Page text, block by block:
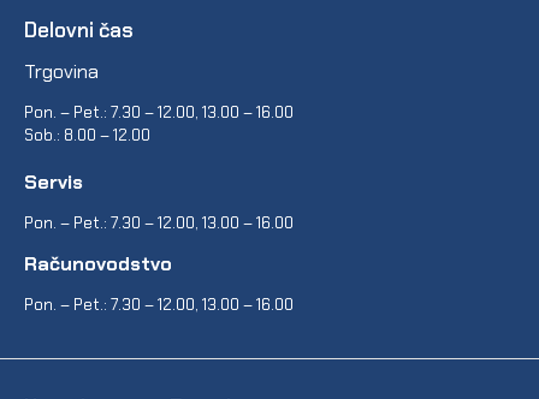
Delovni čas
Trgovina
Pon. – Pet.: 7.30 – 12.00, 13.00 – 16.00
Sob.: 8.00 – 12.00
Servis
Pon. – Pet.: 7.30 – 12.00, 13.00 – 16.00
Računovodstvo
Pon. – Pet.: 7.30 – 12.00, 13.00 – 16.00